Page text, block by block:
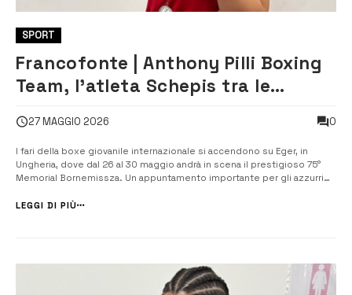
SPORT
Francofonte | Anthony Pilli Boxing
Team, l’atleta Schepis tra le
Ungheria
27 MAGGIO 2026 0
I fari della boxe giovanile internazionale si accendono su Eger, in
Ungheria, dove dal 26 al 30 maggio andrà in scena il prestigioso 75°
Memorial Bornemissza. Un appuntamento importante per gli azzurri
spedizione agguerrita e ricca di talento. ​In totale saranno 22 [&helli...
LEGGI DI PIÙ